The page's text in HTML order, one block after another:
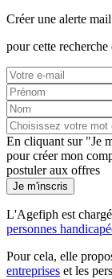
Créer une alerte mail
pour cette
En cliquant sur "Je
pour créer mon
postuler aux offres
Je m'inscris
L'Agefiph est
personnes
Pour cela, elle
entreprises et les